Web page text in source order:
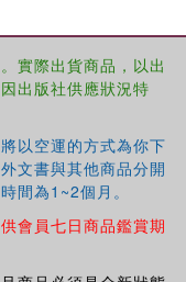
實際出貨商品，以出
出版社供應狀況特
以空運的方式為你下
文書與其他商品分開
間為1~2個月。
會員七日商品鑑賞期